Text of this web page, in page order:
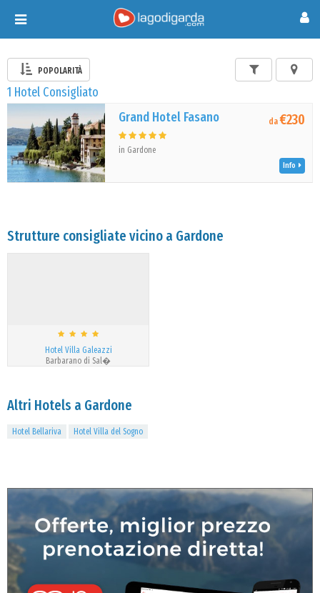
Toggle
navigation
POPOLARITÀ
1 Hotel Consigliato
Grand Hotel Fasano
in Gardone
da€230
Info
Strutture consigliate vicino a Gardone
Hotel Villa Galeazzi
Barbarano di Sal�
Altri Hotels a Gardone
Hotel Bellariva Hotel Villa del Sogno